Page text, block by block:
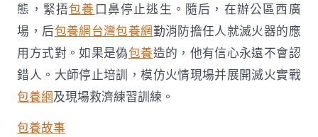
態，緊捂包養 口鼻停止逃生。隨后，在辦公區西廣
場，后包養網台灣包養網勤消防擔任人就滅火器的應
用方式對。如果是偽包養造的，他有信心永遠不會認
錯人。大師停止培訓，模仿火情現場并展開滅火實戰
包養網及現場救濟練習訓練。
包養故事